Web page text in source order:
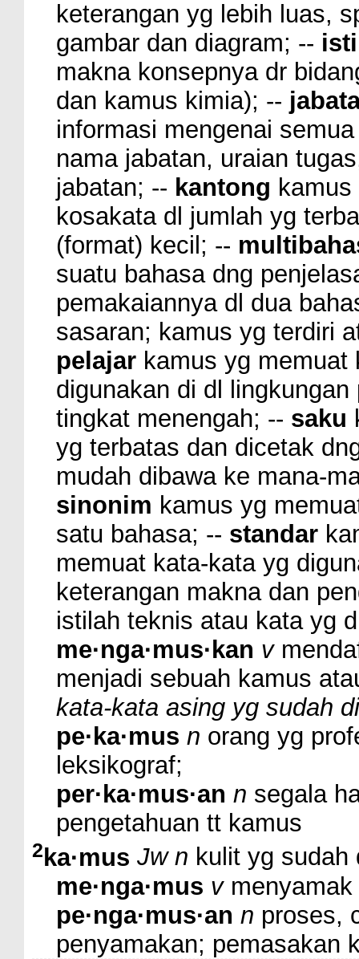
keterangan yg lebih luas,
gambar dan diagram; --
makna konsepnya dr
dan kamus kimia); --
informasi mengenai
nama jabatan, uraian
jabatan; -- kantong
kosakata dl jumlah yg
(format) kecil; --
suatu bahasa dng
pemakaiannya dl dua
sasaran; kamus yg terdiri
pelajar kamus yg
digunakan di dl
tingkat menengah; -- saku
yg terbatas dan dicetak
mudah dibawa ke mana-
sinonim kamus yg
satu bahasa; -- standar
memuat kata-kata yg
keterangan makna dan
istilah teknis atau kata yg
me·nga·mus·kan v
menjadi sebuah kamus
kata-kata asing yg sudah
pe·ka·mus n orang yg
leksikograf;
per·ka·mus·an n segala
pengetahuan tt kamus
2ka·mus Jw n kulit yg
me·nga·mus vmenyamak
pe·nga·mus·an n proses,
penyamakan; pemasakan